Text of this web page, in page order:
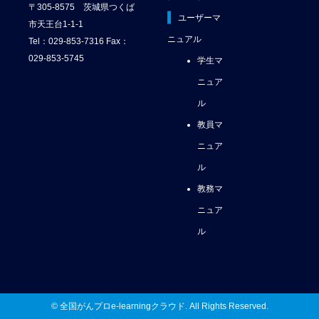
〒305-8575 茨城県つくば
市天王台1-1-1
Tel：029-853-7316 Fax：
029-853-5745
ユーザーマ
ニュアル
学生マ
ニュア
ル
教員マ
ニュア
ル
教務マ
ニュア
ル
© 全国がんプロe-learningクラウド. All Rights Reserved.